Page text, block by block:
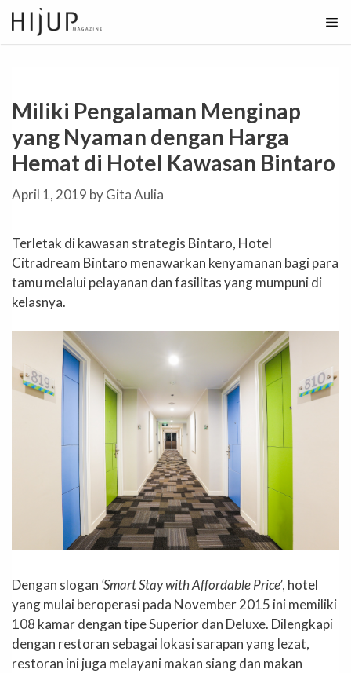
Skip
to
content
Miliki Pengalaman Menginap
yang Nyaman dengan Harga
Hemat di Hotel Kawasan Bintaro
April 1, 2019 byGita Aulia
Terletak di kawasan strategis Bintaro, Hotel
Citradream Bintaro menawarkan kenyamanan bagi para
tamu melalui pelayanan dan fasilitas yang mumpuni di
kelasnya.
Dengan slogan ‘Smart Stay with Affordable Price’, hotel
yang mulai beroperasi pada November 2015 ini memiliki
108 kamar dengan tipe Superior dan Deluxe. Dilengkapi
dengan restoran sebagai lokasi sarapan yang lezat,
restoran ini juga melayani makan siang dan makan